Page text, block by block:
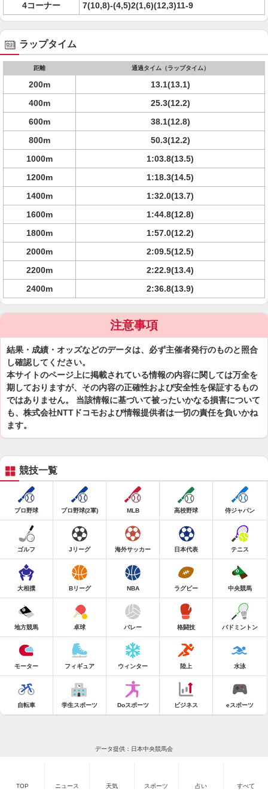
4コーナー
7(10,8)-(4,5)2(1,6)(12,3)11-9
ラップタイム
距離 通過タイム（ラップタイム）
200m
13.1(13.1)
400m
25.3(12.2)
600m
38.1(12.8)
800m
50.3(12.2)
1000m
1:03.8(13.5)
1200m
1:18.3(14.5)
1400m
1:32.0(13.7)
1600m
1:44.8(12.8)
1800m
1:57.0(12.2)
2000m
2:09.5(12.5)
2200m
2:22.9(13.4)
2400m
2:36.8(13.9)
注意事項
結果・成績・オッズなどのデータは、必ず主催者発行のものと照合
し確認してください。
本サイトのページ上に掲載されている情報の内容に関しては万全を
期しておりますが、その内容の正確性および安全性を保証するもの
ではありません。 当該情報に基づいて被ったいかなる損害について
も、株式会社NTTドコモおよび情報提供者は一切の責任を負いかね
ます。
競技一覧
プロ野球 プロ野球(2軍) MLB 高校野球 侍ジャパン
ゴルフ Jリーグ 海外サッカー 日本代表 テニス
大相撲 Bリーグ NBA ラグビー 中央競馬
地方競馬 卓球 バレー 格闘技 バドミントン
モーター フィギュア ウィンター 陸上 水泳
自転車 学生スポーツ Doスポーツ ビジネス eスポーツ
データ提供：日本中央競馬会
TOP ニュース 天気 スポーツ 占い すべて